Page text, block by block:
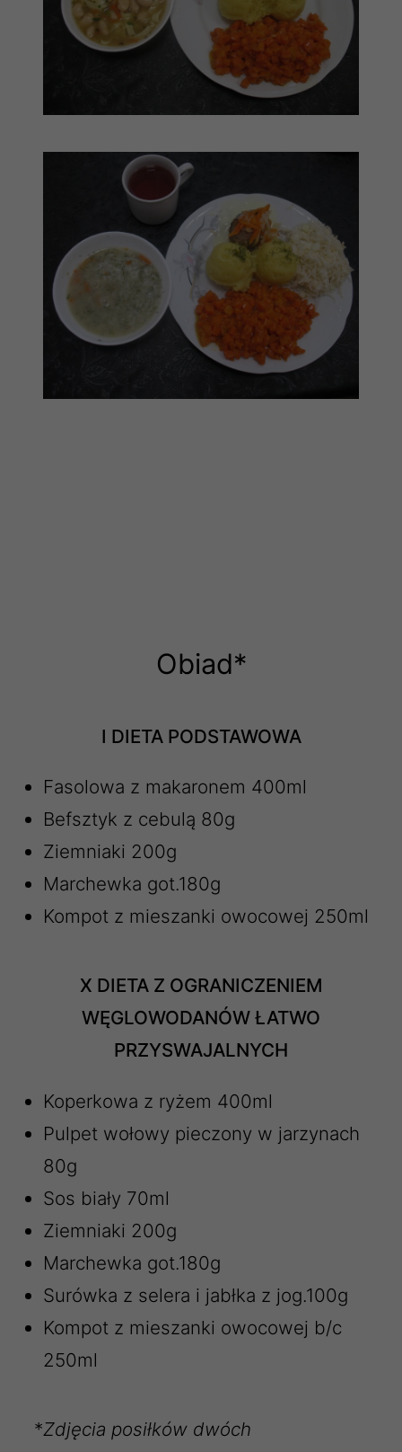
Obiad*
I DIETA PODSTAWOWA
Fasolowa z makaronem 400ml
Befsztyk z cebulą 80g
Ziemniaki 200g
Marchewka got.180g
Kompot z mieszanki owocowej 250ml
X DIETA Z OGRANICZENIEM
WĘGLOWODANÓW ŁATWO
PRZYSWAJALNYCH
Koperkowa z ryżem 400ml
Pulpet wołowy pieczony w jarzynach
80g
Sos biały 70ml
Ziemniaki 200g
Marchewka got.180g
Surówka z selera i jabłka z jog.100g
Kompot z mieszanki owocowej b/c
250ml
*Zdjęcia posiłków dwóch